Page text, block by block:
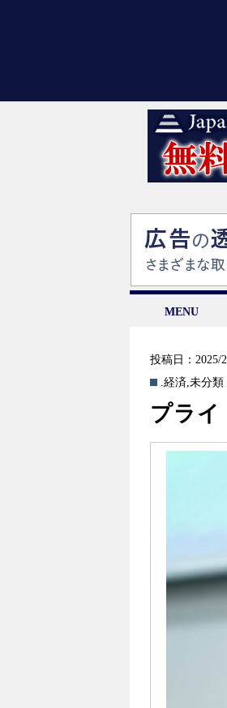
MENU
投稿日：2025/
.経済,未分類
プライ